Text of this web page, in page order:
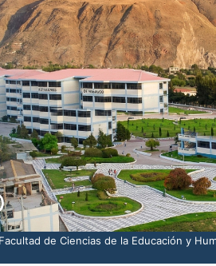
e Investigación por
Facultad de Ciencias de la Educación y